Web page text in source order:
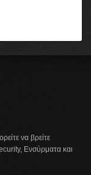
να βρείτε
Ενσύρματα και